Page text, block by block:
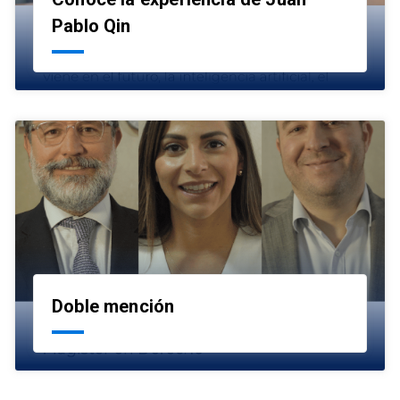
Pablo Qin
Doble mención